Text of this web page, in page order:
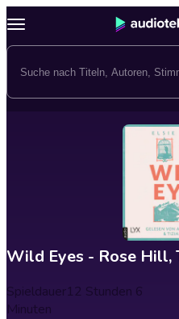
Wild Eyes - Rose Hill,
Spieldauer12 Stunden 6
Minuten